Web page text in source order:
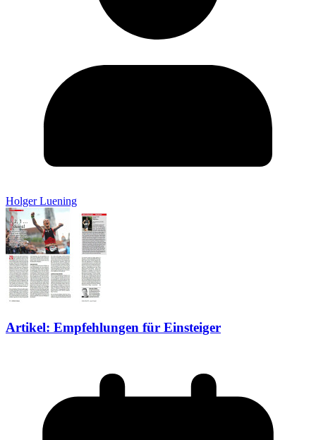
Holger Luening
Artikel: Empfehlungen für Einsteiger